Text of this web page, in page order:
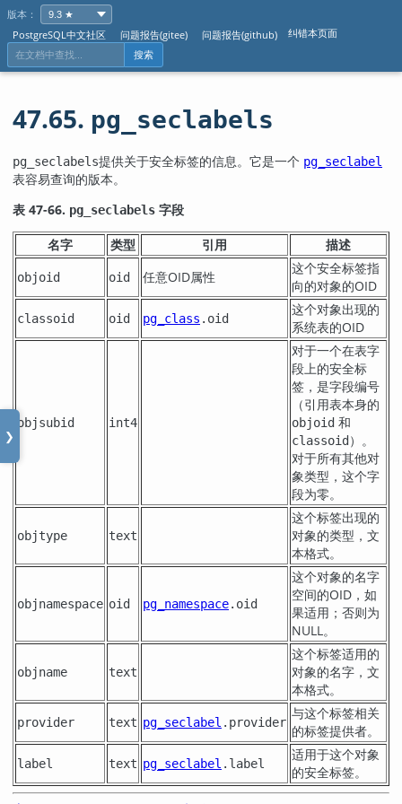
版本：
PostgreSQL中文社区
问题报告(gitee) 问题报告(github) 纠错本页面
搜索
❯
47.65. pg_seclabels
pg_seclabels提供关于安全标签的信息。它是一个 pg_seclabel
表容易查询的版本。
表 47-66. pg_seclabels 字段
名字 类型 引用 描述
objoid oid 任意OID属性
这个安全标签指
向的对象的OID
classoid oid pg_class .oid
这个对象出现的
系统表的OID
objsubid int4
对于一个在表字
段上的安全标
签，是字段编号
（引用表本身的
objoid 和
classoid）。
对于所有其他对
象类型，这个字
段为零。
objtype text
这个标签出现的
对象的类型，文
本格式。
objnamespace oid pg_namespace.oid
这个对象的名字
空间的OID，如
果适用；否则为
NULL。
objname text
这个标签适用的
对象的名字，文
本格式。
provider text pg_seclabel .provider
与这个标签相关
的标签提供者。
label text pg_seclabel .label
适用于这个对象
的安全标签。